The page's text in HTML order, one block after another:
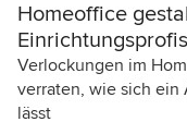
Homeoffice
Einrichtungsprofis
Verlockungen im
verraten, wie sich ein
lässt